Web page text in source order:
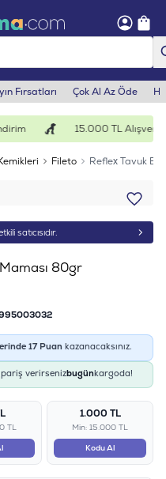
Fırsatları Çok Al Az Öde
15.000 TL Alışverişe
Fileto
Reflex Tavuk
satıcısıdır.
80gr
17Puan kazanacaksınız.
verirsenizbugünkargoda!
TL
1.000 TL
Min: 15.000 TL
Kodu Al